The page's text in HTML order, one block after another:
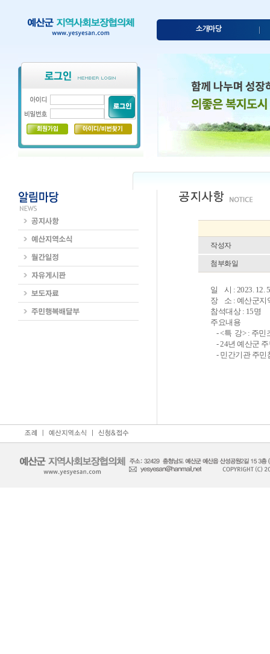
소개마당
작성자
첨부화일
일 시 : 2023. 12.
장 소 : 예산군지
참석대상 : 15명
주요내용
- <특 강> : 주민
- 24년 예산군
- 민간기관 주민